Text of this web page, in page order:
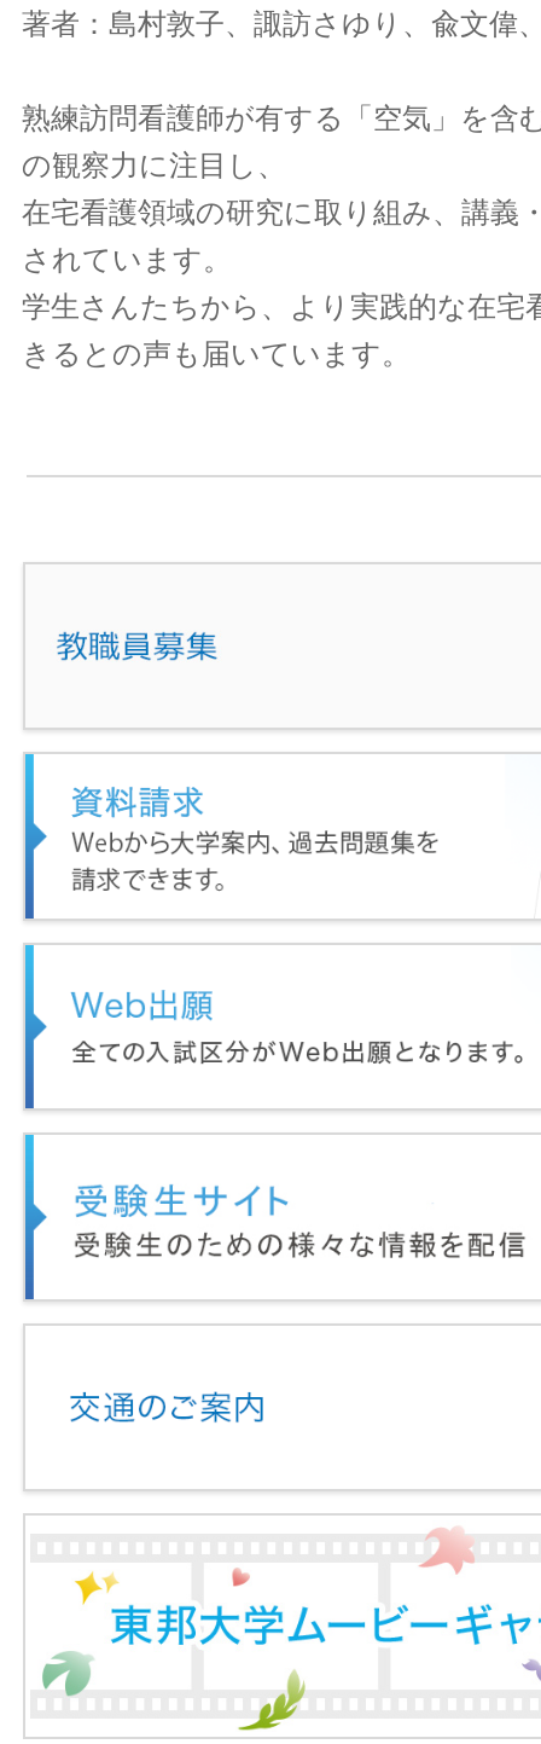
著者：島村敦子、諏訪さゆり、兪文偉
熟練訪問看護師が有する「空気」を含
の観察力に注目し、
在宅看護領域の研究に取り組み、講義
されています。
学生さんたちから、より実践的な在宅
きるとの声も届いています。